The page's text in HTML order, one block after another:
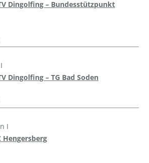
Dingolfing – Bundesstützpunkt
Dingolfing – TG Bad Soden
I
Hengersberg